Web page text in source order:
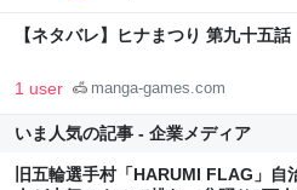
【ネタバレ】ヒナまつり 第九十五
1 user manga-games.com
いま人気の記事 - 企業メディア
旧五輪選手村「HARUMI FLAG」自